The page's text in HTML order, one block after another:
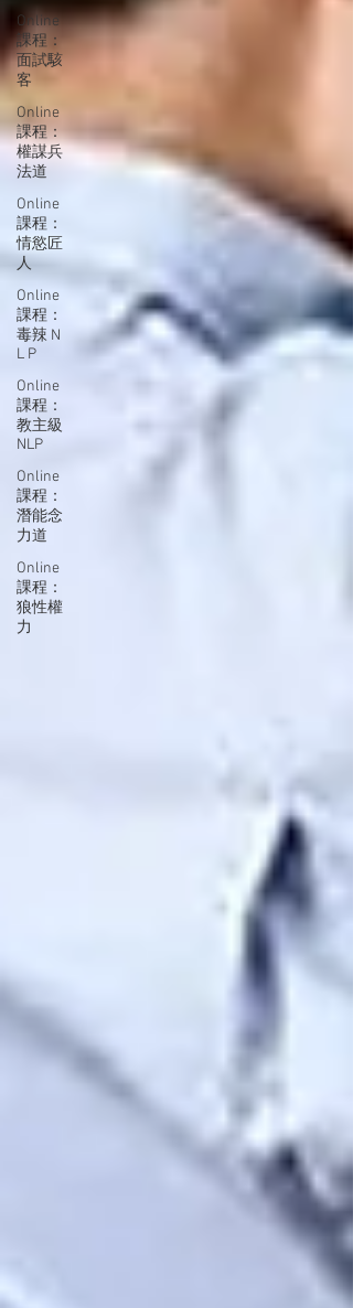
Online
課程：
面試駭
客
Online
課程：
權謀兵
法道
Online
課程：
情慾匠
人
Online
課程：
毒辣 N
L P
Online
課程：
教主級
NLP
Online
課程：
潛能念
力道
Online
課程：
狼性權
力